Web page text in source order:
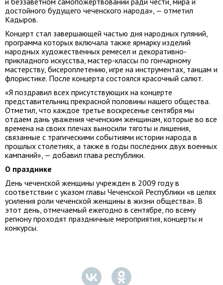
достойного будущего чеченского народа», — отметил
Кадыров.
Концерт стал завершающей частью дня народных гуляний,
программа которых включала также ярмарку изделий
народных художественных ремесел и декоративно-
прикладного искусства, мастер-классы по гончарному
мастерству, бисероплетению, игре на инструментах, танцам и
флористике. После концерта состоялся красочный салют.
«Я поздравил всех присутствующих на концерте
представительниц прекрасной половины нашего общества.
Отметил, что каждое третье воскресенье сентября мы
отдаем дань уважения чеченским женщинам, которые во все
времена на своих плечах выносили тяготы и лишения,
связанные с трагическими событиями истории народа в
прошлых столетиях, а также в годы последних двух военных
кампаний», — добавил глава республики.
О празднике
День чеченской женщины учрежден в 2009 году в
соответствии с указом главы Чеченской Республики «в целях
усиления роли чеченской женщины в жизни общества». В
этот день, отмечаемый ежегодно в сентябре, по всему
региону проходят праздничные мероприятия, концерты и
конкурсы.